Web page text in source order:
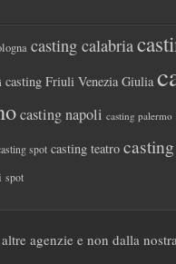
casting calabria
casting Friuli Venezia Giulia
casting napoli casting palermo
spot casting teatro
spot
agenzie e non dalla